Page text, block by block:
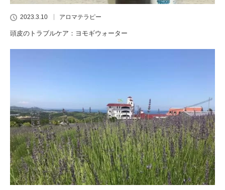
2023.3.10 アロマテラピー
頭皮のトラブルケア：ヨモギウォーター